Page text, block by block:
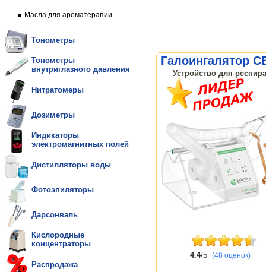
Масла для ароматерапии
Тонометры
Тонометры
внутриглазного давления
Нитратомеры
Дозиметры
Индикаторы
электромагнитных полей
Дистилляторы воды
Фотоэпиляторы
Дарсонваль
Кислородные
концентраторы
Распродажа
Галоингалятор
Устройство для
4.4/5 (48 оценок)